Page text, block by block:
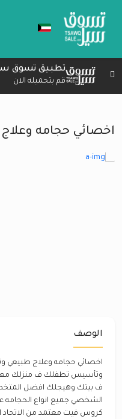
تطبيق تسوق
قم بتحميله الان
اخصائي حجامه
الوصف
اخصائي حجامه وعلاج طبيعي
وتأسيس تطفلك ف منزلك
ف بيتك وهيجلك افضل
الشخصي جميع انواع الحجامه
كروس فيت معتمد من الاتحاد